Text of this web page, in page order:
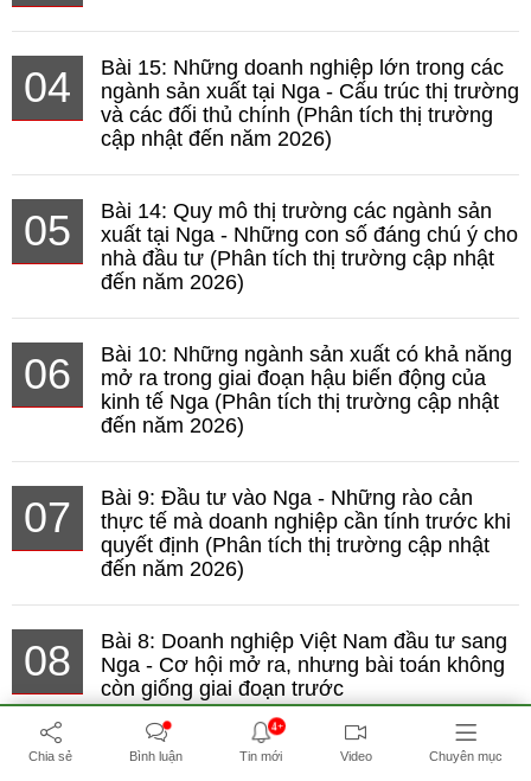
04
Bài 15: Những doanh nghiệp lớn trong các
ngành sản xuất tại Nga - Cấu trúc thị trường
và các đối thủ chính (Phân tích thị trường
cập nhật đến năm 2026)
05
Bài 14: Quy mô thị trường các ngành sản
xuất tại Nga - Những con số đáng chú ý cho
nhà đầu tư (Phân tích thị trường cập nhật
đến năm 2026)
06
Bài 10: Những ngành sản xuất có khả năng
mở ra trong giai đoạn hậu biến động của
kinh tế Nga (Phân tích thị trường cập nhật
đến năm 2026)
07
Bài 9: Đầu tư vào Nga - Những rào cản
thực tế mà doanh nghiệp cần tính trước khi
quyết định (Phân tích thị trường cập nhật
đến năm 2026)
08
Bài 8: Doanh nghiệp Việt Nam đầu tư sang
Nga - Cơ hội mở ra, nhưng bài toán không
còn giống giai đoạn trước
Bài 5: Thực phẩm chế biến tại Nga - Thị
Chia sẻ Bình luận
4+
Tin mới Video Chuyên mục